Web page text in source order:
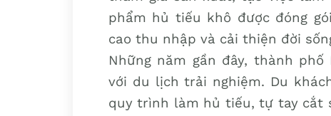
phẩm hủ tiếu khô được đóng
cao thu nhập và cải thiện đời
Những năm gần đây, thành
với du lịch trải nghiệm. Du
quy trình làm hủ tiếu, tự tay cắt